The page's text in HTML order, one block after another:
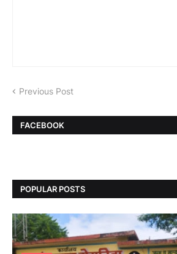
Previous Post
FACEBOOK
POPULAR POSTS